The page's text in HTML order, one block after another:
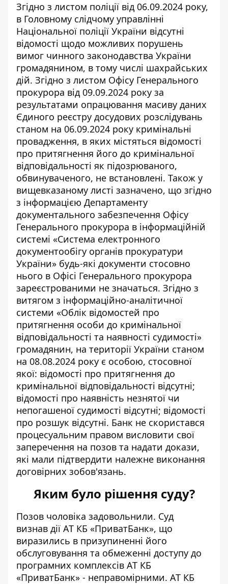
Згідно з листом поліції від 06.09.2024 року,
в Головному слідчому управлінні
Національної поліції України відсутні
відомості щодо можливих порушень
вимог чинного законодавства України
громадянином, в тому числі шахрайських
дій. Згідно з листом Офісу Генерального
прокурора від 09.09.2024 року за
результатами опрацювання масиву даних
Єдиного реєстру досудових розслідувань
станом на 06.09.2024 року кримінальні
провадження, в яких містяться відомості
про притягнення його до кримінальної
відповідальності як підозрюваного,
обвинуваченого, не встановлені. Також у
вищевказаному листі зазначено, що згідно
з інформацією Департаменту
документального забезпечення Офісу
Генерального прокурора в інформаційній
системі «Система електронного
документообігу органів прокуратури
України» будь-які документи стосовно
нього в Офісі Генерального прокурора
зареєстрованими не значаться. Згідно з
витягом з інформаційно-аналітичної
системи «Облік відомостей про
притягнення особи до кримінальної
відповідальності та наявності судимості»
громадянин, на території України станом
на 08.08.2024 року є особою, стосовної
якої: відомості про притягнення до
кримінальної відповідальності відсутні;
відомості про наявність незнятої чи
непогашеної судимості відсутні; відомості
про розшук відсутні. Банк не скористався
процесуальним правом висловити свої
заперечення на позов та надати докази,
які мали підтвердити належне виконання
договірних зобов'язань.
Яким було рішення суду?
Позов чоловіка задовольнили. Суд
визнав дії АТ КБ «ПриватБанк», що
виразились в призупиненні його
обслуговування та обмеженні доступу до
програмних комплексів АТ КБ
«ПриватБанк» - неправомірними. АТ КБ